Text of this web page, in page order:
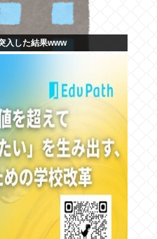
入した結果www